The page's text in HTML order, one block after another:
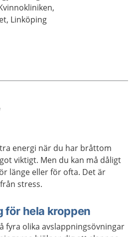
Linköping
energi när du har bråttom
viktigt. Men du kan må dåligt
länge eller för ofta. Det är
stress.
för hela kroppen
fyra olika avslappningsövningar